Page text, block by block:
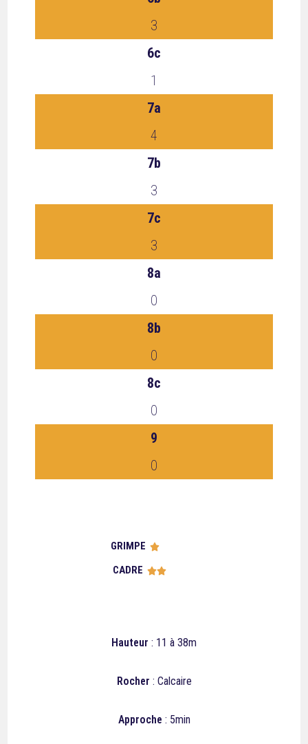
3
6c
1
7a
4
7b
3
7c
3
8a
0
8b
0
8c
0
9
0
GRIMPE 
CADRE 
Hauteur : 11 à 38m
Rocher : Calcaire
Approche : 5min